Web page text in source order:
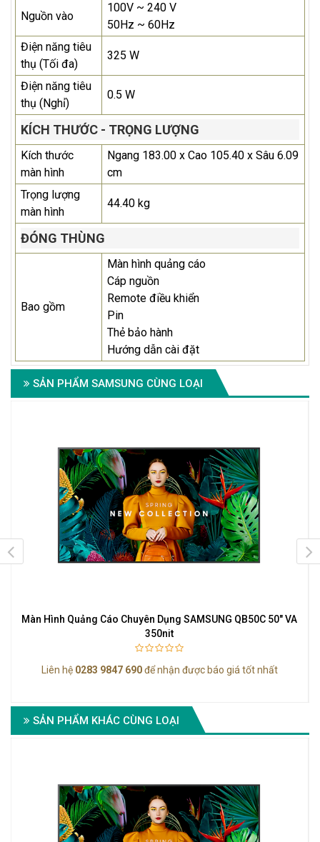
Nguồn vào
100V ~ 240 V
50Hz ~ 60Hz
Điện năng tiêu
thụ (Tối đa)
325 W
Điện năng tiêu
thụ (Nghỉ)
0.5 W
KÍCH THƯỚC - TRỌNG LƯỢNG
Kích thước
màn hình
Ngang 183.00 x Cao 105.40 x Sâu 6.09
cm
Trọng lượng
màn hình
44.40 kg
ĐÓNG THÙNG
Bao gồm
Màn hình quảng cáo
Cáp nguồn
Remote điều khiển
Pin
Thẻ bảo hành
Hướng dẫn cài đặt
SẢN PHẨM SAMSUNG CÙNG LOẠI
Màn Hình Quảng Cáo Chuyên Dụng SAMSUNG QB50C 50" VA
350nit
Liên hệ 0283 9847 690để nhận được báo giá tốt nhất
SẢN PHẨM KHÁC CÙNG LOẠI